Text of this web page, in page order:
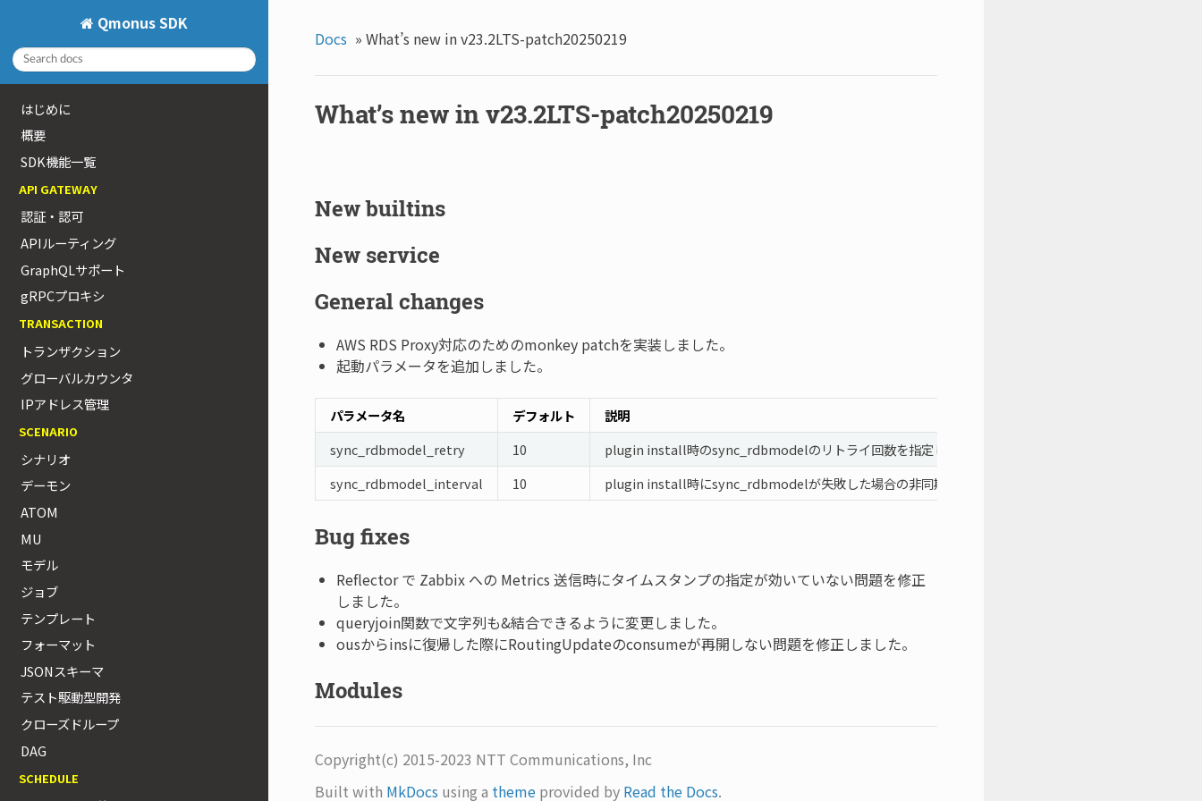
Qmonus SDK
はじめに
概要
SDK機能一覧
API GATEWAY
認証・認可
APIルーティング
GraphQLサポート
gRPCプロキシ
TRANSACTION
トランザクション
グローバルカウンタ
IPアドレス管理
SCENARIO
シナリオ
デーモン
ATOM
MU
モデル
ジョブ
テンプレート
フォーマット
JSONスキーマ
テスト駆動型開発
クローズドループ
DAG
SCHEDULE
Docs » What’s new in v23.2LTS-patch20250219
What’s new in v23.2LTS-patch20250219
New builtins
New service
General changes
AWS RDS Proxy対応のためのmonkey patchを実装しました。
起動パラメータを追加しました。
パラメータ名 デフォルト
説明
sync_rdbmodel_retry
10
plugin install時のsync_rdbmodelのリトライ回数を指定します。
sync_rdbmodel_interval
10 plugin install時にsync_rdbmodelが失敗した場合の非同期wait時間を指定します。
Bug fixes
Reflector で Zabbix への Metrics 送信時にタイムスタンプの指定が効いていない問題を修正
しました。
queryjoin関数で文字列も&結合できるように変更しました。
ousからinsに復帰した際にRoutingUpdateのconsumeが再開しない問題を修正しました。
Modules
Copyright(c) 2015-2023 NTT Communications, Inc
Built with MkDocs using a themeprovided by Read the Docs.